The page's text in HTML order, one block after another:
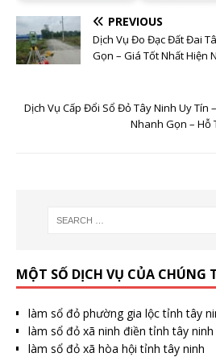
PREVIOUS
Dịch Vụ Đo Đạc Đất Đai
Gọn – Giá Tốt Nhất Hiện
Dịch Vụ Cấp Đổi Sổ Đỏ Tây Ninh Uy Tín
Nhanh Gọn – Hỗ
MỘT SỐ DỊCH VỤ CỦA CHÚNG
làm sổ đỏ phường gia lộc tỉnh tây
làm sổ đỏ xã ninh điền tỉnh tây ninh
làm sổ đỏ xã hòa hội tỉnh tây ninh